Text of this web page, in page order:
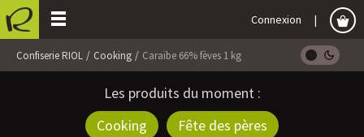
Connexion
Confiserie RIOL Cooking Caraïbe 66% fèves 1 kg
Les produits du moment :
Cooking
Fête des pères